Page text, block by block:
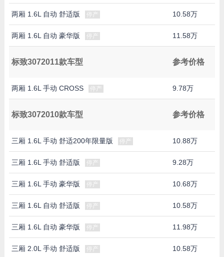
两厢 1.6L 自动 舒适版 停产 10.58万
两厢 1.6L 自动 豪华版 停产 11.58万
标致3072011款车型 参考价格
两厢 1.6L 手动 CROSS 停产 9.78万
标致3072010款车型 参考价格
三厢 1.6L 手动 舒适200年限量版 停产 10.88万
三厢 1.6L 手动 舒适版 停产 9.28万
三厢 1.6L 手动 豪华版 停产 10.68万
三厢 1.6L 自动 舒适版 停产 10.58万
三厢 1.6L 自动 豪华版 停产 11.98万
三厢 2.0L 手动 舒适版 停产 10.58万